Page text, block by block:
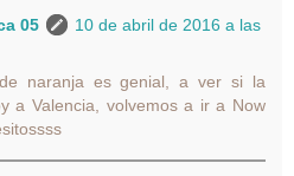
05
10 de abril de 2016 a las
naranja es genial, a ver si la
a Valencia, volvemos a ir a Now